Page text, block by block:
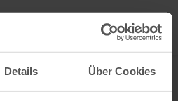
Details Über Cookies
INTERACTIVE MAP
my
Open filter